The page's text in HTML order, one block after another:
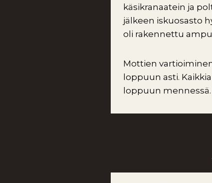
käsikranaatein ja
jälkeen iskuosasto
oli rakennettu
Mottien
loppuun asti.
loppuun